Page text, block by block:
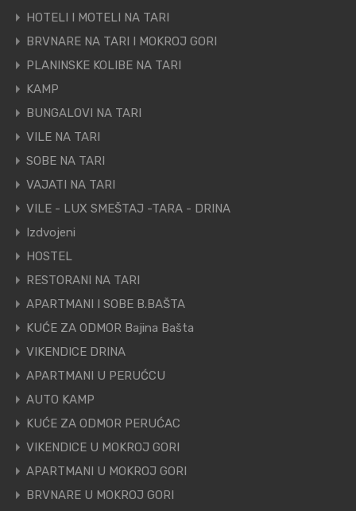
HOTELI I MOTELI NA TARI
BRVNARE NA TARI I MOKROJ GORI
PLANINSKE KOLIBE NA TARI
KAMP
BUNGALOVI NA TARI
VILE NA TARI
SOBE NA TARI
VAJATI NA TARI
VILE - LUX SMEŠTAJ -TARA - DRINA
Izdvojeni
HOSTEL
RESTORANI NA TARI
APARTMANI I SOBE B.BAŠTA
KUĆE ZA ODMOR Bajina Bašta
VIKENDICE DRINA
APARTMANI U PERUĆCU
AUTO KAMP
KUĆE ZA ODMOR PERUĆAC
VIKENDICE U MOKROJ GORI
APARTMANI U MOKROJ GORI
BRVNARE U MOKROJ GORI